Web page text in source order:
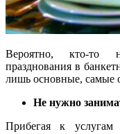
Вероятно, кто-то
празднования в
лишь основные, самые
Не нужно
Прибегая к услугам